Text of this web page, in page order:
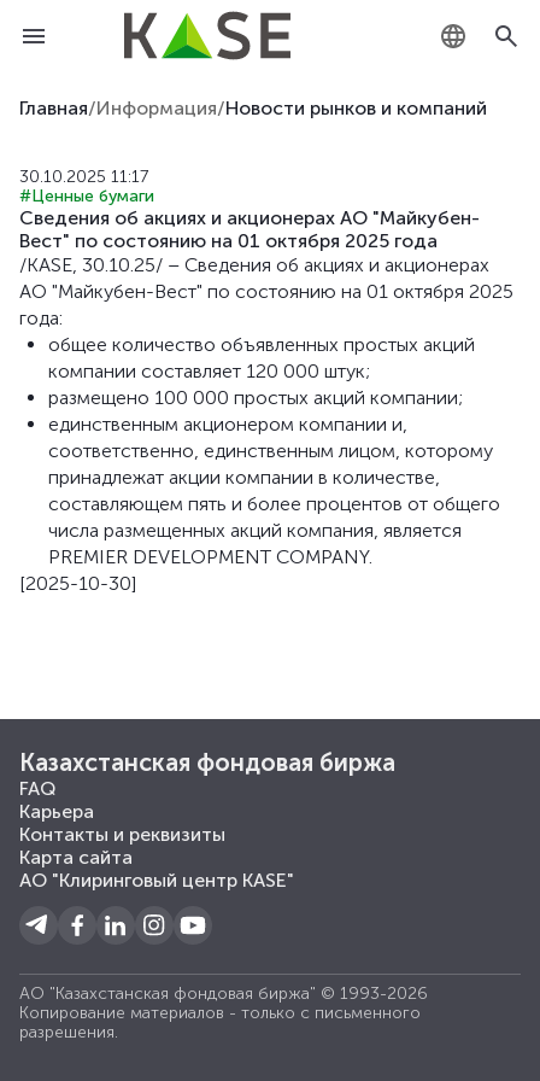
KZ
EN
Главная/Информация/Новости рынков и компаний
30.10.2025 11:17
#Ценные бумаги
Сведения об акциях и акционерах АО "Майкубен-
Вест" по состоянию на 01 октября 2025 года
/KASE, 30.10.25/ – Сведения об акциях и акционерах
АО "Майкубен-Вест" по состоянию на 01 октября 2025
года:
общее количество объявленных простых акций
компании составляет 120 000 штук;
размещено 100 000 простых акций компании;
единственным акционером компании и,
соответственно, единственным лицом, которому
принадлежат акции компании в количестве,
составляющем пять и более процентов от общего
числа размещенных акций компания, является
PREMIER DEVELOPMENT COMPANY.
[2025-10-30]
Казахстанская фондовая биржа
FAQ
Карьера
Контакты и реквизиты
Карта сайта
АО "Клиринговый центр KASE"
АО "Казахстанская фондовая биржа" © 1993-2026
Копирование материалов - только с письменного
разрешения.